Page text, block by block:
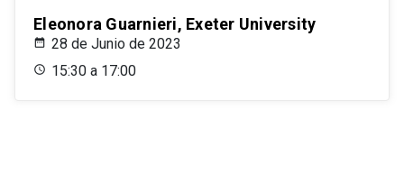
Eleonora Guarnieri, Exeter University
28 de Junio de 2023
15:30 a 17:00